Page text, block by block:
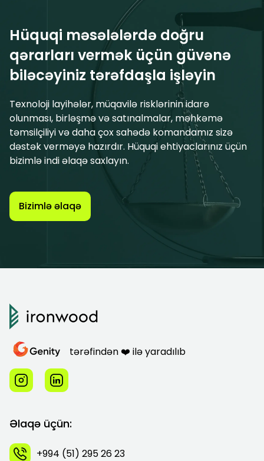
Hüquqi məsələlərdə doğru
qərarları vermək üçün güvənə
biləcəyiniz tərəfdaşla işləyin
Texnoloji layihələr, müqavilə risklərinin idarə
olunması, birləşmə və satınalmalar, məhkəmə
təmsilçiliyi və daha çox sahədə komandamız sizə
dəstək verməyə hazırdır. Hüquqi ehtiyaclarınız üçün
bizimlə indi əlaqə saxlayın.
Bizimlə əlaqə
tərəfindən ❤️ ilə yaradılıb
Əlaqə üçün:
+994 (51) 295 26 23